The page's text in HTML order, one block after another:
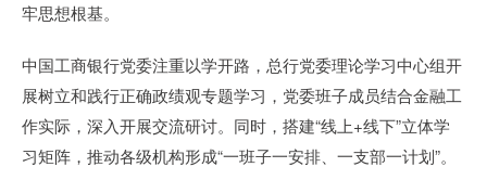
牢思想根基。
中国工商银行党委注重以学开路，总行党委理论学习中心组开
展树立和践行正确政绩观专题学习，党委班子成员结合金融工
作实际，深入开展交流研讨。同时，搭建“线上+线下”立体学
习矩阵，推动各级机构形成“一班子一安排、一支部一计划”。